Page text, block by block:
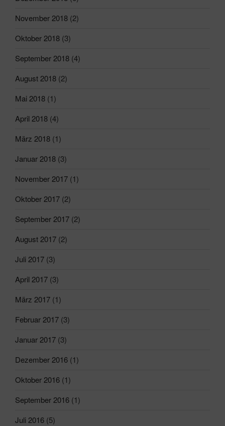
November 2018 (2)
Oktober 2018 (3)
September 2018 (4)
August 2018 (2)
Mai 2018 (1)
April 2018 (4)
März 2018 (1)
Januar 2018 (3)
November 2017 (1)
Oktober 2017 (2)
September 2017 (2)
August 2017 (2)
Juli 2017 (3)
April 2017 (3)
März 2017 (1)
Februar 2017 (3)
Januar 2017 (3)
Dezember 2016 (1)
Oktober 2016 (1)
September 2016 (1)
Juli 2016 (5)